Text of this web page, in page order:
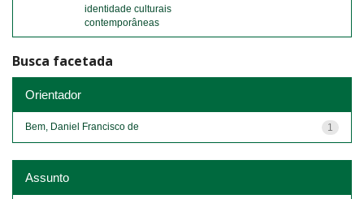
identidade culturais
contemporâneas
Busca facetada
Orientador
1
Bem, Daniel Francisco de
Assunto